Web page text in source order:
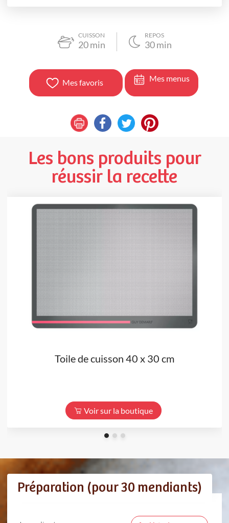
CUISSON
20min
REPOS
30min
Mes favoris Mes menus
Les bons produits pour
réussir la recette
Toile de cuisson 40 x 30 cm
Voir sur la boutique
Préparation (pour 30 mendiants)